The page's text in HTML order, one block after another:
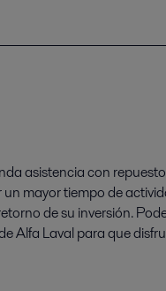
asistencia con
mayor tiempo de
de su inversión.
Alfa Laval para que